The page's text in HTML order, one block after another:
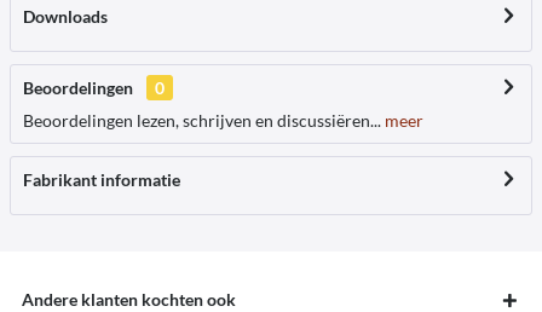
Downloads
Beoordelingen
0
Beoordelingen lezen, schrijven en discussiëren... meer
Fabrikant informatie
Andere klanten kochten ook